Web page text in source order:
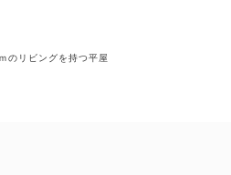
のリビングを持つ平屋